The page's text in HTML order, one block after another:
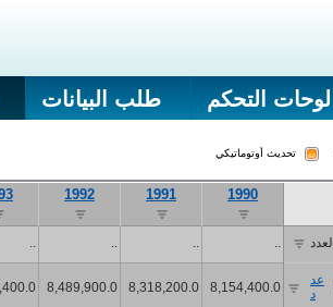
لوحات التحكم طلب البيانات
تحديث أوتوماتيكي
1990
1991
1992
العدد ..
..
..
..
عد
د
8,154,400.0
8,318,200.0
8,489,900.0